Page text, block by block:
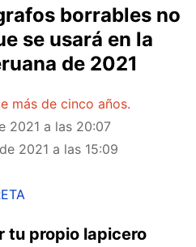
borrables no
se usará en la
de 2021
más de cinco años.
2021 a las 20:07
2021 a las 15:09
tu propio lapicero